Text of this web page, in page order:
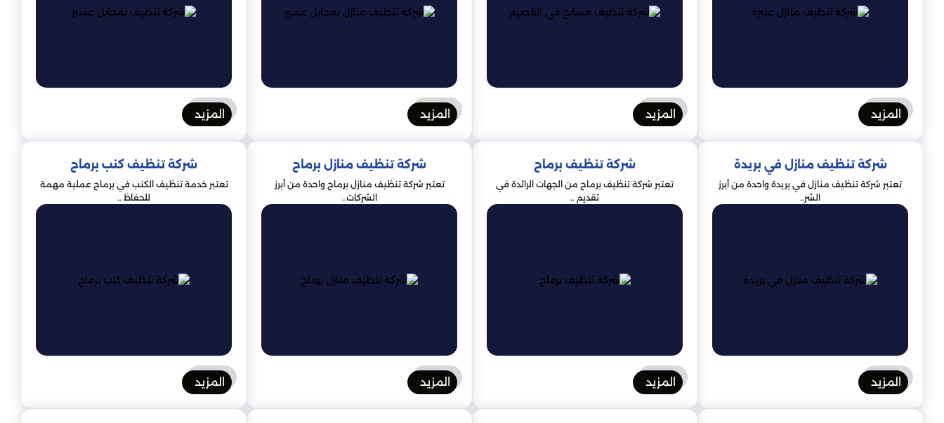
المزيد المزيد المزيد المزيد
شركة تنظيف منازل في بريدة
تعتبر شركة تنظيف منازل في بريدة واحدة من أبرز
الشر..
المزيد
شركة تنظيف برماح
تعتبر شركة تنظيف برماح من الجهات الرائدة في
تقديم ..
المزيد
شركة تنظيف منازل برماح
تعتبر شركة تنظيف منازل برماح واحدة من أبرز
الشركات..
المزيد
شركة تنظيف كنب برماح
تعتبر خدمة تنظيف الكنب في برماح عملية مهمة
للحفاظ ..
المزيد